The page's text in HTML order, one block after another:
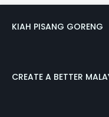
KIAH PISANG GORENG
CREATE A BETTER